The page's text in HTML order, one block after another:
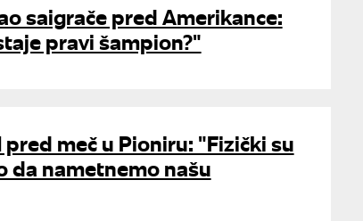
saigrače pred Amerikance:
pravi šampion?"
meč u Pioniru: "Fizički su
da nametnemo našu